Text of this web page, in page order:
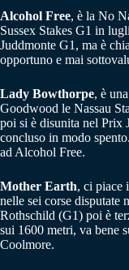
Alcohol Free, è la No
Sussex Stakes G1 in
Juddmonte G1, ma è
opportuno e mai
Lady Bowthorpe, è
Goodwood le Nassau
poi si è disunita nel Prix
concluso in modo
ad Alcohol Free.
Mother Earth, ci piace
nelle sei corse
Rothschild (G1) poi è
sui 1600 metri, va bene
Coolmore.